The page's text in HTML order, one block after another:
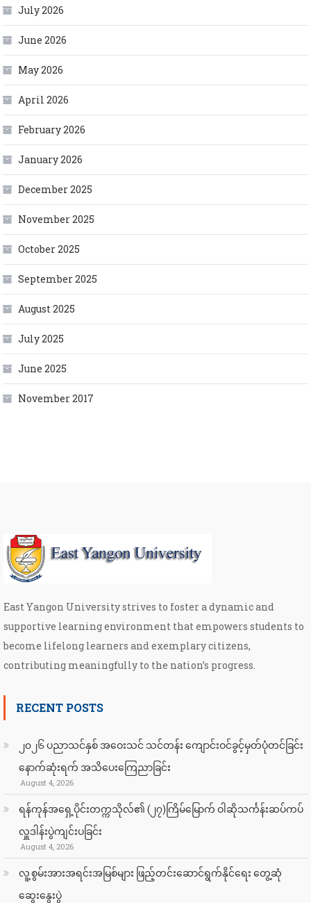
July 2026
June 2026
May 2026
April 2026
February 2026
January 2026
December 2025
November 2025
October 2025
September 2025
August 2025
July 2025
June 2025
November 2017
East Yangon University strives to foster a dynamic and
supportive learning environment that empowers students to
become lifelong learners and exemplary citizens,
contributing meaningfully to the nation’s progress.
RECENT POSTS
၂၀၂၆ ပညာသင်နှစ် အဝေးသင် သင်တန်း ကျောင်းဝင်ခွင့်မှတ်ပုံတင်ခြင်း
နောက်ဆုံးရက် အသိပေးကြေညာခြင်း
August 4, 2026
ရန်ကုန်အရှေ့ပိုင်းတက္ကသိုလ်၏ (၂၇)ကြိမ်မြောက် ဝါဆိုသင်္ကန်းဆပ်ကပ်
လှူဒါန်းပွဲကျင်းပခြင်း
August 4, 2026
လူ့စွမ်းအားအရင်းအမြစ်များ ဖြည့်တင်းဆောင်ရွက်နိုင်ရေး တွေ့ဆုံ
ဆွေးနွေးပွဲ